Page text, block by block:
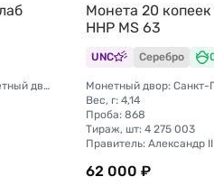
Монетный двор: Санкт-Петербургский монетный двор
Монета 20
ННР MS 63
UNC Серебро
Вес, г: 4,14
Проба: 868
Тираж, шт: 4 275 003
Правитель: Александр II
62 000 ₽